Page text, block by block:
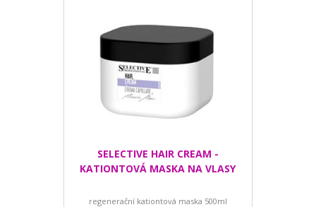
SELECTIVE HAIR CREAM -
KATIONTOVÁ MASKA NA VLASY
regenerační kationtová maska 500ml